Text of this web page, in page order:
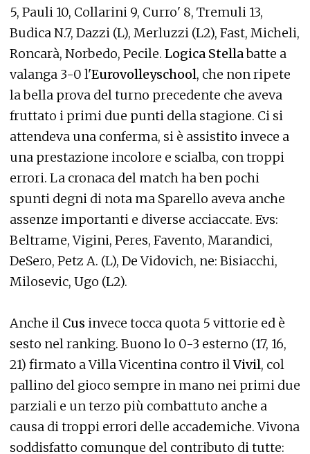
5, Pauli 10, Collarini 9, Curro' 8, Tremuli 13,
Budica N.7, Dazzi (L), Merluzzi (L2), Fast, Micheli,
Roncarà, Norbedo, Pecile. Logica Stellabatte a
valanga 3-0 l'Eurovolleyschool, che non ripete
la bella prova del turno precedente che aveva
fruttato i primi due punti della stagione. Ci si
attendeva una conferma, si è assistito invece a
una prestazione incolore e scialba, con troppi
errori. La cronaca del match ha ben pochi
spunti degni di nota ma Sparello aveva anche
assenze importanti e diverse acciaccate. Evs:
Beltrame, Vigini, Peres, Favento, Marandici,
DeSero, Petz A. (L), De Vidovich, ne: Bisiacchi,
Milosevic, Ugo (L2).
Anche il Cus invece tocca quota 5 vittorie ed è
sesto nel ranking. Buono lo 0-3 esterno (17, 16,
21) firmato a Villa Vicentina contro ilVivil, col
pallino del gioco sempre in mano nei primi due
parziali e un terzo più combattuto anche a
causa di troppi errori delle accademiche. Vivona
soddisfatto comunque del contributo di tutte: